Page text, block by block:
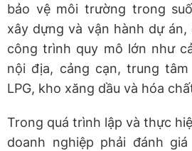
bảo vệ môi trường trong
xây dựng và vận hành dự
công trình quy mô lớn như
nội địa, cảng cạn, trung tâm
LPG, kho xăng dầu và hóa
Trong quá trình lập và thực
doanh nghiệp phải đánh